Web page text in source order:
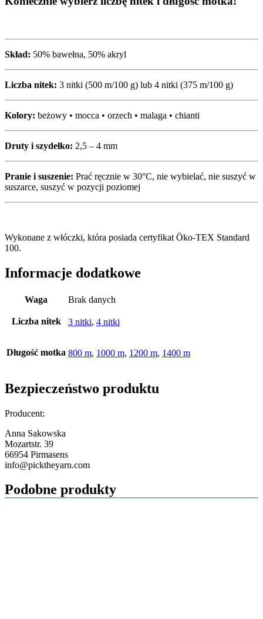
Skład: 50% bawełna, 50% akryl
Liczba nitek: 3 nitki (500 m/100 g) lub 4 nitki (375 m/100 g)
Kolory: beżowy • mocca • orzech • malaga • chianti
Druty i szydełko: 2,5 – 4 mm
Pranie i suszenie: Prać ręcznie w 30°C, nie wybielać, nie suszyć w
suszarce, suszyć w pozycji poziomej
Wykonane z włóczki, która posiada certyfikat Öko-TEX Standard
100.
Informacje dodatkowe
Waga Brak danych
Liczba nitek 3 nitki, 4 nitki
Długość motka 800 m, 1000 m, 1200 m, 1400 m
Bezpieczeństwo produktu
Producent:
Anna Sakowska
Mozartstr. 39
66954 Pirmasens
info@picktheyarn.com
Podobne produkty